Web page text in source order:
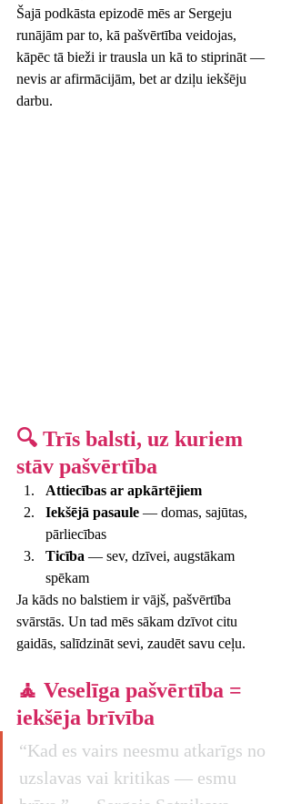
Šajā podkāsta epizodē mēs ar Sergeju
runājām par to, kā pašvērtība veidojas,
kāpēc tā bieži ir trausla un kā to stiprināt —
nevis ar afirmācijām, bet ar dziļu iekšēju
darbu.
🔍 Trīs balsti, uz kuriem
stāv pašvērtība
Attiecības ar apkārtējiem
Iekšējā pasaule — domas, sajūtas,
pārliecības
Ticība — sev, dzīvei, augstākam
spēkam
Ja kāds no balstiem ir vājš, pašvērtība
svārstās. Un tad mēs sākam dzīvot citu
gaidās, salīdzināt sevi, zaudēt savu ceļu.
🧘 Veselīga pašvērtība =
iekšēja brīvība
“Kad es vairs neesmu atkarīgs no
uzslavas vai kritikas — esmu